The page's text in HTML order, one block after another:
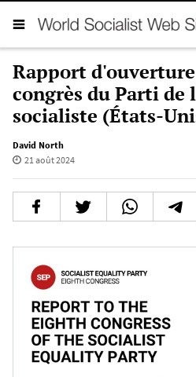
Rapport
congrès du Parti de
socialiste (États-
David North
21 août 2024